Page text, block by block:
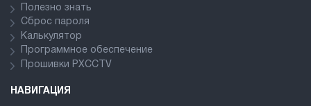
Полезно знать
Сброс пароля
Калькулятор
Программное обеспечение
Прошивки PXCCTV
НАВИГАЦИЯ